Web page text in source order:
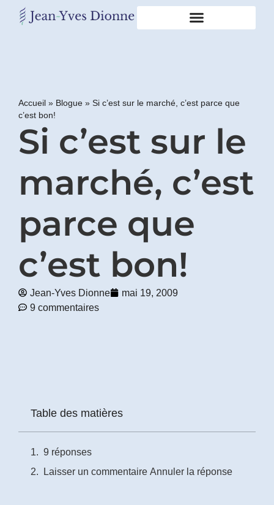
Accueil » Blogue » Si c’est sur le marché, c’est parce que
c’est bon!
Si c’est sur le
marché, c’est
parce que
c’est bon!
Jean-Yves Dionne
mai 19, 2009
9 commentaires
Table des matières
9 réponses
Laisser un commentaire Annuler la réponse
Obtenez
gratuitement
mon
pdf
GRAS,
MAUVAIS
vous
incrivant
mon
infolettre.
Prénom
*
vous
désabonner
en
temps